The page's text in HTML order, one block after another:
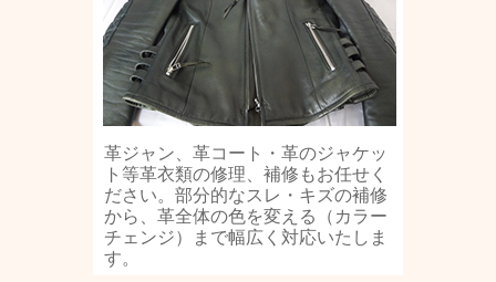
革ジャン、革コート・革のジャケッ
ト等革衣類の修理、補修もお任せく
ださい。部分的なスレ・キズの補修
から、革全体の色を変える（カラー
チェンジ）まで幅広く対応いたしま
す。